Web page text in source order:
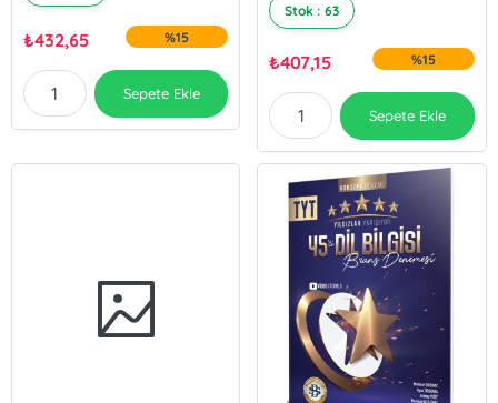
₺432,65 %15
Sepete Ekle
Stok : 63
₺407,15 %15
Sepete Ekle